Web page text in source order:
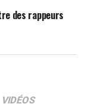
des rappeurs
VIDÉOS